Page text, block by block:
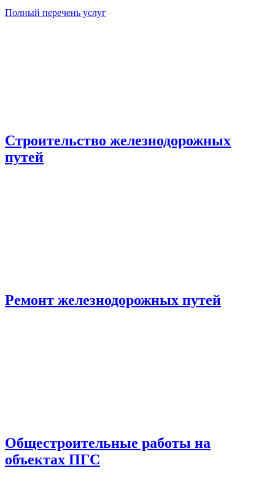
Полный перечень услуг
Строительство железнодорожных
путей
Ремонт железнодорожных путей
Общестроительные работы на
объектах ПГС